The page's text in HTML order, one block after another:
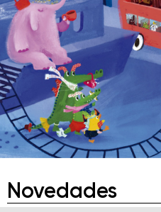
Novedades